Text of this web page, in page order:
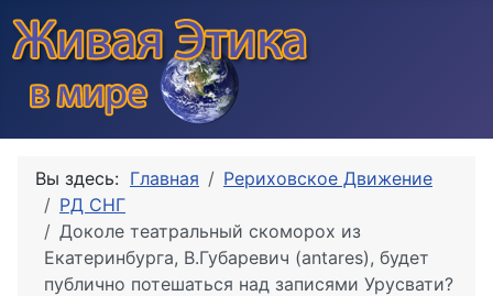
Вы здесь: Главная
Рериховское Движение
РД СНГ
Доколе театральный скоморох из
Екатеринбурга, В.Губаревич (antares), будет
публично потешаться над записями Урусвати?